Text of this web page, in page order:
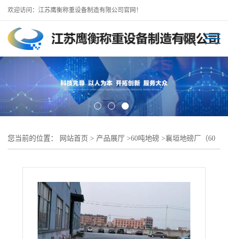
欢迎访问：江苏鹰衡称重设备制造有限公司官网！
您当前的位置： 网站首页 > 产品展厅 >60吨地磅 >襄垣地磅厂（60